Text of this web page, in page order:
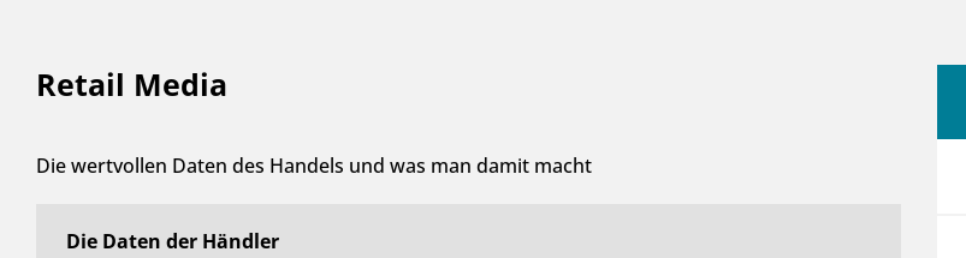
Retail Media
Die wertvollen Daten des Handels und was man damit macht
Die Daten der Händler